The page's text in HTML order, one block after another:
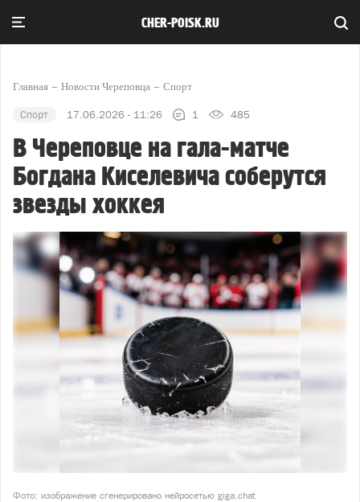
CHER-POISK.RU
Главная Новости Череповца Спорт
Спорт 17.06.2026 - 11:26 1 485
В Череповце на гала-матче
Богдана Киселевича соберутся
звезды хоккея
Фото: изображение сгенерировано нейросетью giga.chat